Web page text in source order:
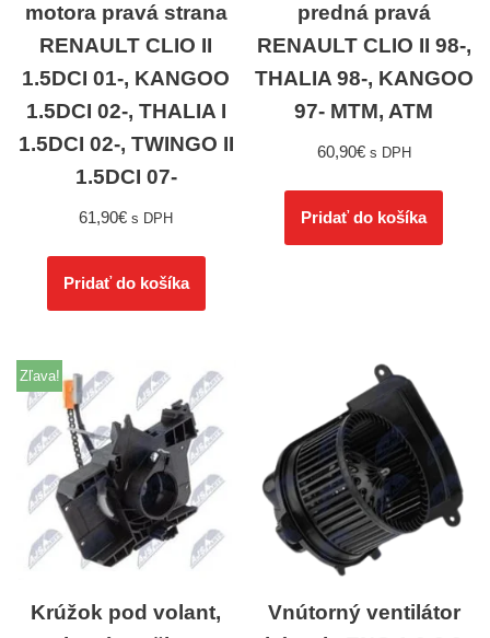
motora pravá strana
RENAULT CLIO II
1.5DCI 01-, KANGOO
1.5DCI 02-, THALIA I
1.5DCI 02-, TWINGO II
1.5DCI 07-
61,90€ s DPH
Pridať do košíka
predná pravá
RENAULT CLIO II 98-,
THALIA 98-, KANGOO
97- MTM, ATM
60,90€ s DPH
Pridať do košíka
Zľava!
Krúžok pod volant,
Vnútorný ventilátor